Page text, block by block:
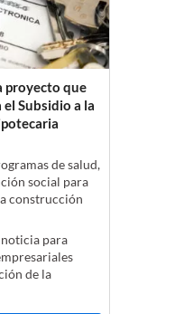
proyecto que
Subsidio a la
de salud,
social para
construcción
para
de la